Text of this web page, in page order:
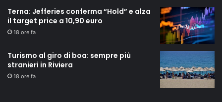
Terna: Jefferies conferma “Hold” e alza
il target price a 10,90 euro
18 ore fa
Turismo al giro di boa: sempre più
stranieri in Riviera
18 ore fa